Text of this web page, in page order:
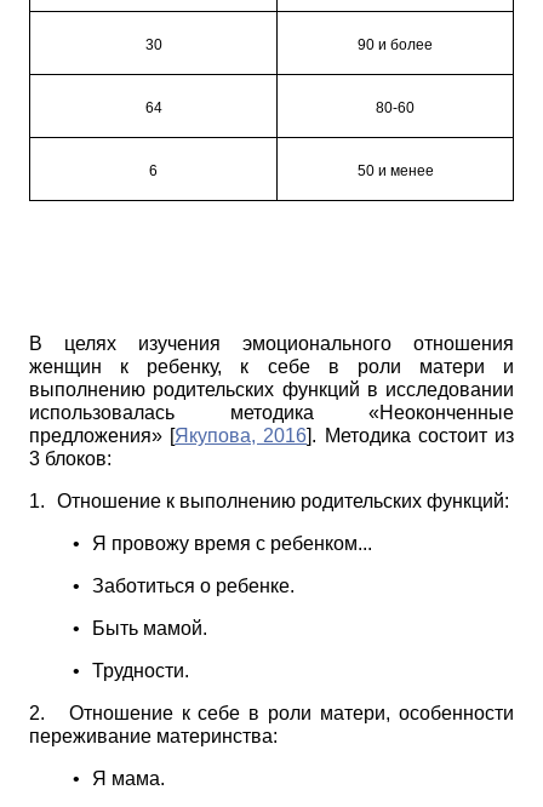
30 90 и более
64 80-60
6 50 и менее
В целях изучения эмоционального отношения
женщин к ребенку, к себе в роли матери и
выполнению родительских функций в исследовании
использовалась методика «Неоконченные
предложения» [Якупова, 2016]. Методика состоит из
3 блоков:
1. Отношение к выполнению родительских функций:
• Я провожу время с ребенком...
• Заботиться о ребенке.
• Быть мамой.
• Трудности.
2.
Отношение к себе в роли матери, особенности
переживание материнства:
• Я мама.